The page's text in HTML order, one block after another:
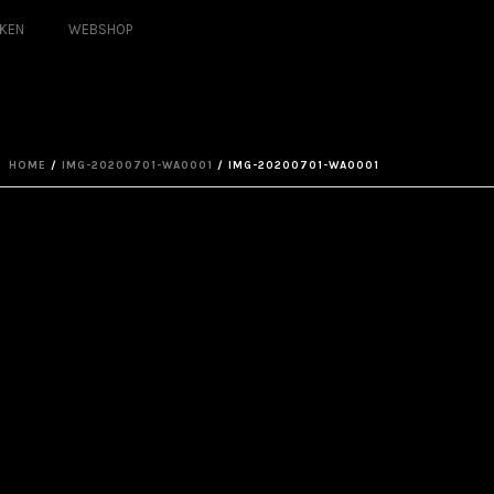
WEBSHOP
HOME / IMG-20200701-WA0001 / IMG-20200701-WA0001